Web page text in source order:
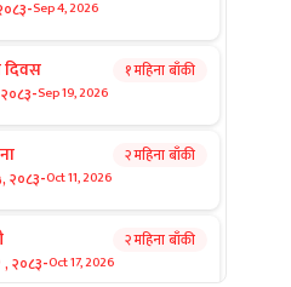
-Sep 4, 2026
दिवस
-Sep 19, 2026
१ महिना बाँकी
२०८३-Oct 11, 2026
२ महिना बाँकी
२०८३-Oct 17, 2026
२ महिना बाँकी